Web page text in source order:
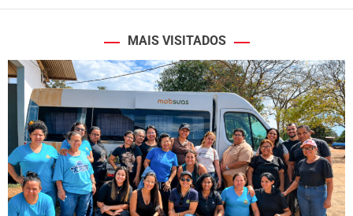
MAIS VISITADOS